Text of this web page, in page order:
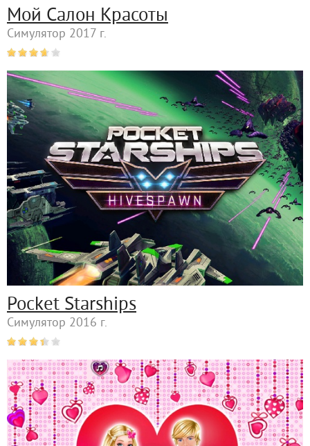
Мой Салон Красоты
Симулятор 2017 г.
Pocket Starships
Симулятор 2016 г.